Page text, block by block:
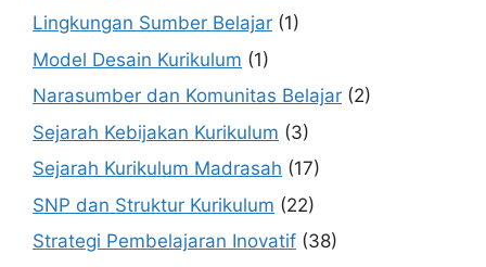
Lingkungan Sumber Belajar (1)
Model Desain Kurikulum (1)
Narasumber dan Komunitas Belajar (2)
Sejarah Kebijakan Kurikulum (3)
Sejarah Kurikulum Madrasah (17)
SNP dan Struktur Kurikulum (22)
Strategi Pembelajaran Inovatif (38)